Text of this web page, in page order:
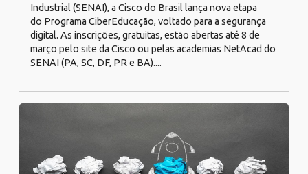
Industrial (SENAI), a Cisco do Brasil lança nova etapa
do Programa CiberEducação, voltado para a segurança
digital. As inscrições, gratuitas, estão abertas até 8 de
março pelo site da Cisco ou pelas academias NetAcad do
SENAI (PA, SC, DF, PR e BA)....